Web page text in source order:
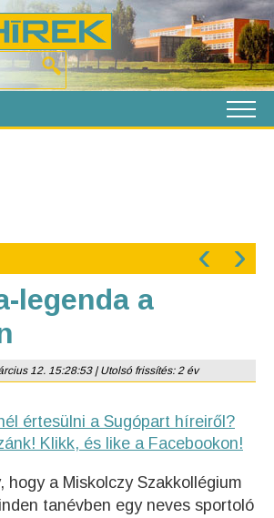
‹ ›
legenda a
12. 15:28:53 | Utolsó frissítés: 2 év
értesülni a Sugópart híreiről?
Klikk, és like a Facebookon!
hogy a Miskolczy Szakkollégium
tanévben egy neves sportoló